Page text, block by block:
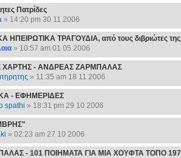
Πατρίδες
» 14:20 pm 30 11 2006
ΗΠΕΙΡΩΤΙΚΑ ΤΡΑΓΟΥΔΙΑ, από τους διβριώτες
» 10:57 am 01 05 2006
ΧΑΡΤΗΣ - ΑΝΔΡΕΑΣ ΖΑΡΜΠΑΛΑΣ
» 11:35 am 18 11 2006
- ΕΦΗΜΕΡΙΔΕΣ
spathi » 18:31 pm 29 10 2006
» 02:23 am 27 10 2006
- 101 ΠΟΙΗΜΑΤΑ ΓΙΑ ΜΙΑ ΧΟΥΦΤΑ ΤΟΠΟ